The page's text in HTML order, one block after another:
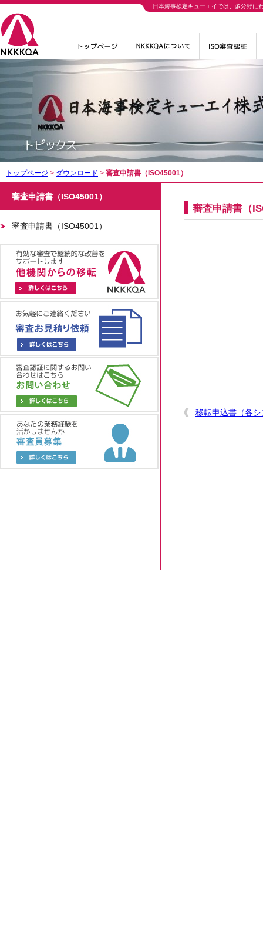
日本海事検定キューエイでは、多分野に
トップページ > ダウンロード > 審査申請書（ISO45001）
審査申請書（ISO45001）
審査申請書（ISO45001）
審査申請書（
移転申込書（各